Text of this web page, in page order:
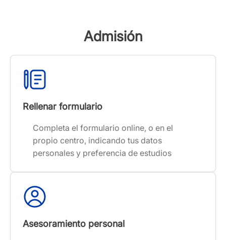
Admisión
Rellenar formulario
Completa el formulario online, o en el
propio centro, indicando tus datos
personales y preferencia de estudios
Asesoramiento personal